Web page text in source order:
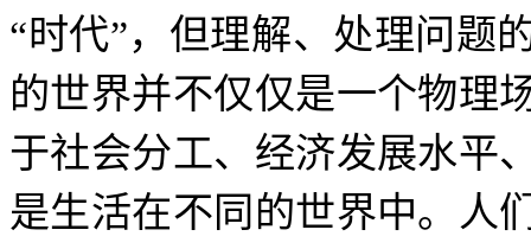
“时代”，但理解、处理问题
的世界并不仅仅是一个物理
于社会分工、经济发展水平
是生活在不同的世界中。人